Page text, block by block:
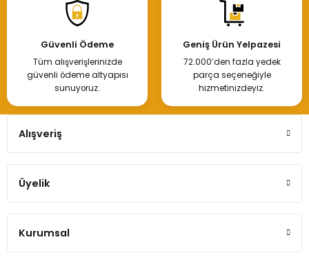
Ön Tampon Renault Symbol Thalıa Kasa
3.000,00 TL
Hemen İncele
Renault Clio Ön Tampon Thalia (Takviyeli) 7701210069
Güvenli Ödeme
Tüm alışverişlerinizde
güvenli ödeme altyapısı
sunuyoruz.
Geniş Ürün Yelpazesi
72.000’den fazla yedek
parça seçeneğiyle
hizmetinizdeyiz.
Alışveriş
Üyelik
Kurumsal